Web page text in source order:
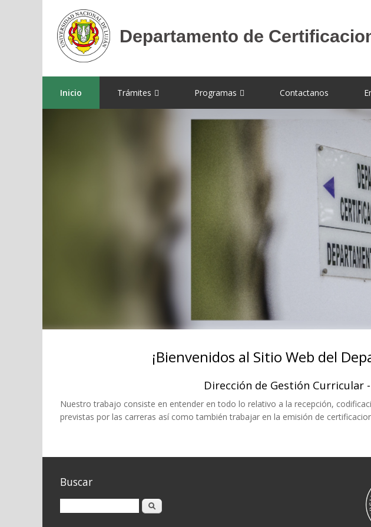
Inicio Trámites Programas Contactanos
¡Bienvenidos al Sitio Web del
Dirección de Gestión Curricular
Nuestro trabajo consiste en entender en todo lo relativo a la recepción,
previstas por las carreras así como también trabajar en la emisión de
Buscar
Buscar